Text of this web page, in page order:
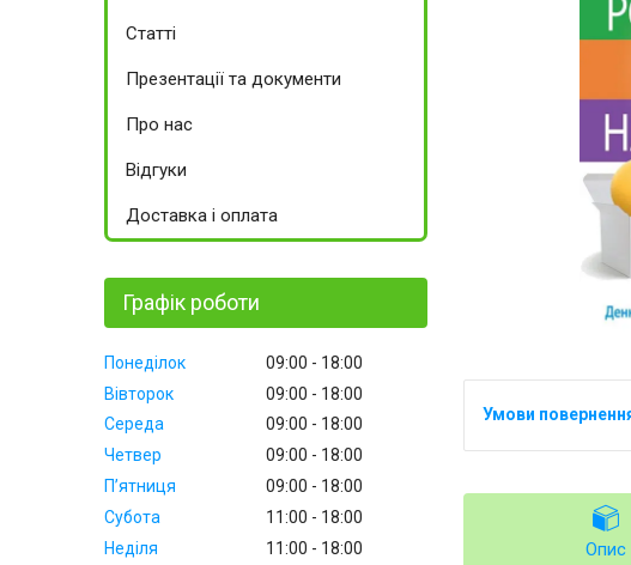
Опис
Статті
Презентації та документи
Про нас
Відгуки
Доставка і оплата
Графік роботи
Понеділок 09:00
18:00
Вівторок
09:00
18:00
Середа
09:00
18:00
Четвер
09:00
18:00
Пʼятниця
09:00
18:00
Субота
11:00
18:00
Неділя
11:00 18:00